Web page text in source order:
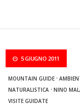
5 GIUGNO 2011
MOUNTAIN GUIDE ·
NATURALISTICA ·NINO
VISITE GUIDATE